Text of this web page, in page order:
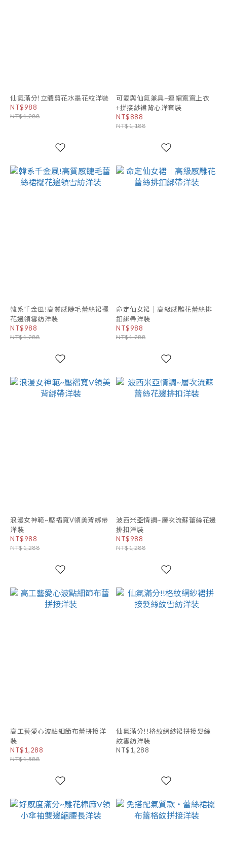
仙氣滿分!立體剪花水墨花紋洋裝
NT$988
NT$1,288
可愛與仙氣兼具~連帽寬寬上衣
+拼接紗裙背心洋套裝
NT$888
NT$1,188
韓系千金風!高質感睫毛蕾絲裙襬
花邊領雪紡洋裝
NT$988
NT$1,288
命定仙女裙｜高級感雕花蕾絲排
釦綁帶洋裝
NT$988
NT$1,288
浪漫女神範~壓褶寬V領美背綁帶
洋裝
NT$988
NT$1,288
波西米亞情調~層次流蘇蕾絲花邊
排扣洋裝
NT$988
NT$1,288
高工藝愛心波點細節布蕾拼接洋
裝
NT$1,288
NT$1,588
仙氣滿分!!格紋網紗裙拼接髮絲
紋雪紡洋裝
NT$1,288